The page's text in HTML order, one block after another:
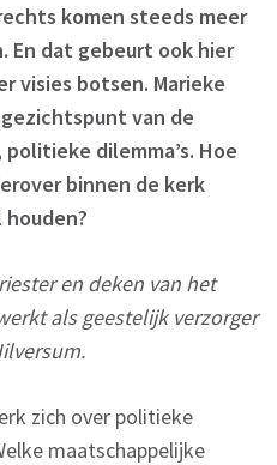
komen steeds meer
En dat gebeurt ook hier
visies botsen. Marieke
van de
dilemma’s. Hoe
binnen de kerk
en deken van het
als geestelijk verzorger
zich over politieke
maatschappelijke